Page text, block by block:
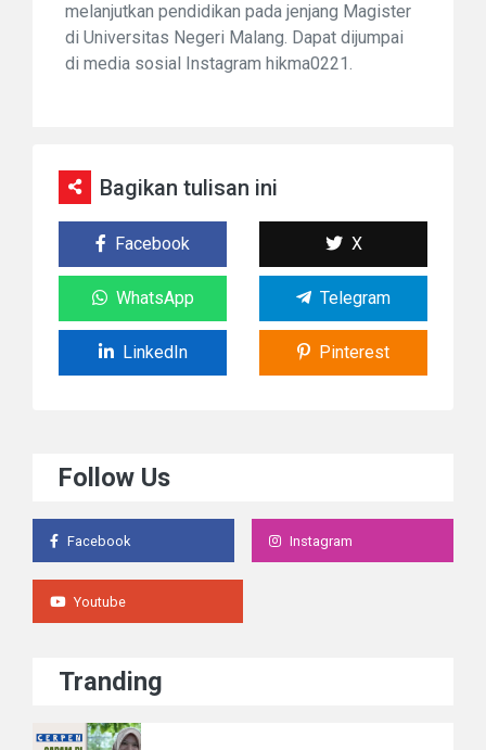
melanjutkan pendidikan pada jenjang Magister
di Universitas Negeri Malang. Dapat dijumpai
di media sosial Instagram hikma0221.
Bagikan tulisan ini
Facebook X
WhatsApp Telegram
LinkedIn Pinterest
Follow Us
Facebook Instagram
Youtube
Tranding